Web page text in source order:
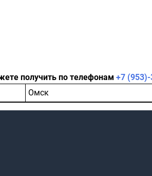
получить по телефонам +7
Омск